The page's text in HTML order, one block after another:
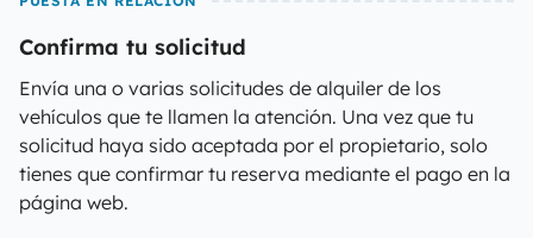
Confirma tu solicitud
Envía una o varias solicitudes de alquiler de los
vehículos que te llamen la atención. Una vez que tu
solicitud haya sido aceptada por el propietario, solo
tienes que confirmar tu reserva mediante el pago en la
página web.